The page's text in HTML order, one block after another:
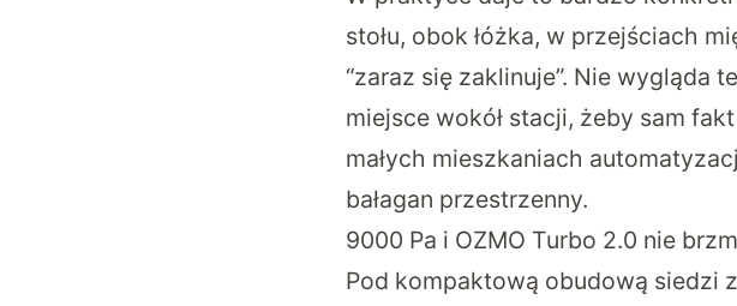
stołu, obok łóżka, w przejściach
“zaraz się zaklinuje”. Nie wygląda
miejsce wokół stacji, żeby sam
małych mieszkaniach
bałagan przestrzenny.
9000 Pa i OZMO Turbo 2.0 nie
Pod kompaktową obudową siedzi